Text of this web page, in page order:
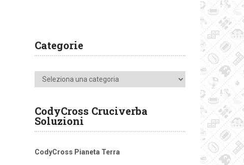
Categorie
Categorie
CodyCross Cruciverba
Soluzioni
CodyCross Pianeta Terra